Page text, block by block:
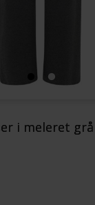
i meleret grå